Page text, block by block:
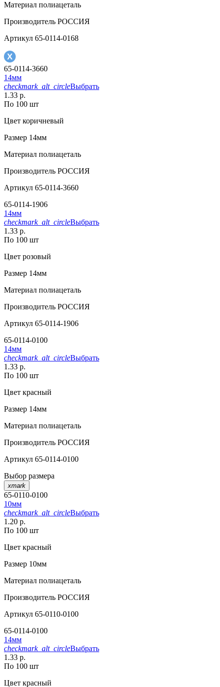
Материал полиацеталь
Производитель РОССИЯ
Артикул 65-0114-0168
65-0114-3660
14мм
checkmark_alt_circleВыбрать
1.33 р.
По 100 шт
Цвет коричневый
Размер 14мм
Материал полиацеталь
Производитель РОССИЯ
Артикул 65-0114-3660
65-0114-1906
14мм
checkmark_alt_circleВыбрать
1.33 р.
По 100 шт
Цвет розовый
Размер 14мм
Материал полиацеталь
Производитель РОССИЯ
Артикул 65-0114-1906
65-0114-0100
14мм
checkmark_alt_circleВыбрать
1.33 р.
По 100 шт
Цвет красный
Размер 14мм
Материал полиацеталь
Производитель РОССИЯ
Артикул 65-0114-0100
Выбор размера
xmark
65-0110-0100
10мм
checkmark_alt_circleВыбрать
1.20 р.
По 100 шт
Цвет красный
Размер 10мм
Материал полиацеталь
Производитель РОССИЯ
Артикул 65-0110-0100
65-0114-0100
14мм
checkmark_alt_circleВыбрать
1.33 р.
По 100 шт
Цвет красный